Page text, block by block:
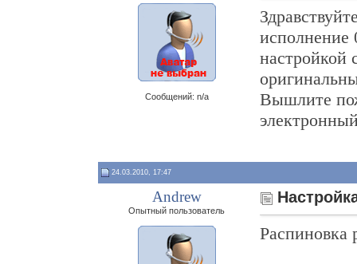
Сообщений: n/a
исполнение
настройкой
Вышлите
24.03.2010, 17:47
Andrew
Опытный пользователь
Распиновка